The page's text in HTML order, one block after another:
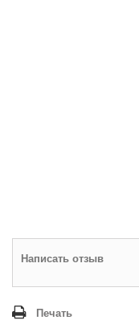
Написать отзыв
Печать